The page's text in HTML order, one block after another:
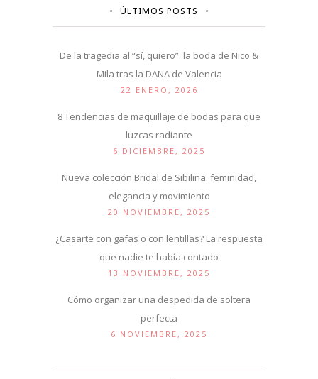
ÚLTIMOS POSTS
De la tragedia al “sí, quiero”: la boda de Nico &
Mila tras la DANA de Valencia
22 ENERO, 2026
8 Tendencias de maquillaje de bodas para que
luzcas radiante
6 DICIEMBRE, 2025
Nueva colección Bridal de Sibilina: feminidad,
elegancia y movimiento
20 NOVIEMBRE, 2025
¿Casarte con gafas o con lentillas? La respuesta
que nadie te había contado
13 NOVIEMBRE, 2025
Cómo organizar una despedida de soltera
perfecta
6 NOVIEMBRE, 2025